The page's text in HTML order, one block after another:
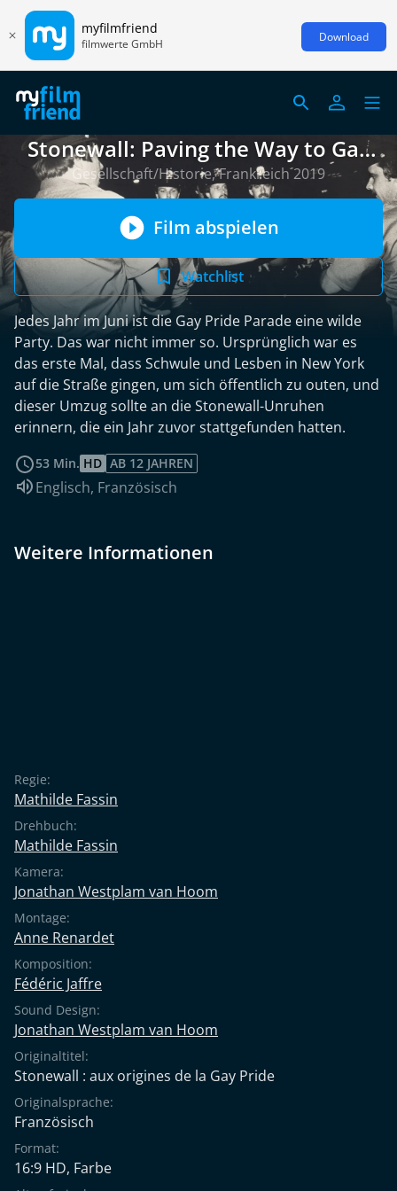
myfilmfriend
filmwerte GmbH Download
Stonewall: Paving the Way to Gay
Pride
Gesellschaft/Historie, Frankreich 2019
Film abspielen
Watchlist
Jedes Jahr im Juni ist die Gay Pride Parade eine wilde
Party. Das war nicht immer so. Ursprünglich war es
das erste Mal, dass Schwule und Lesben in New York
auf die Straße gingen, um sich öffentlich zu outen, und
dieser Umzug sollte an die Stonewall-Unruhen
erinnern, die ein Jahr zuvor stattgefunden hatten.
53 Min. HD AB 12 JAHREN
Sprache:
Englisch, Französisch
Weitere Informationen
Regie:
Mathilde Fassin
Drehbuch:
Mathilde Fassin
Kamera:
Jonathan Westplam van Hoom
Montage:
Anne Renardet
Komposition:
Fédéric Jaffre
Sound Design:
Jonathan Westplam van Hoom
Originaltitel:
Stonewall : aux origines de la Gay Pride
Originalsprache:
Französisch
Format:
16:9 HD, Farbe